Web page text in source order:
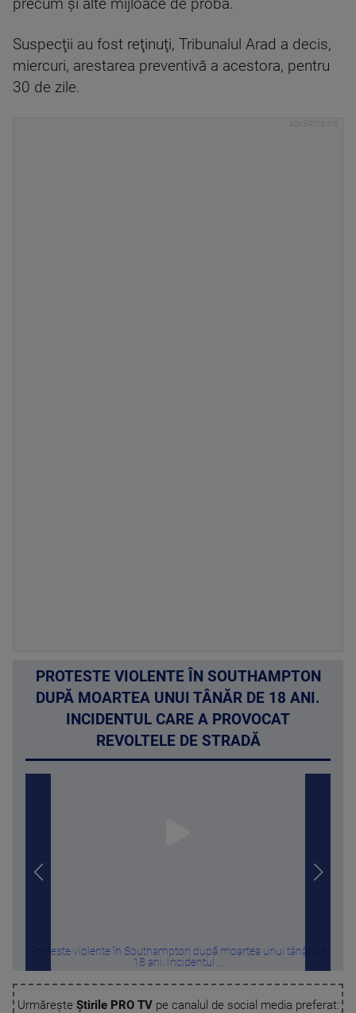
precum şi alte mijloace de probă.
Suspecţii au fost reţinuţi, Tribunalul Arad a decis,
miercuri, arestarea preventivă a acestora, pentru
30 de zile.
PROTESTE VIOLENTE ÎN SOUTHAMPTON
DUPĂ MOARTEA UNUI TÂNĂR DE 18 ANI.
INCIDENTUL CARE A PROVOCAT
REVOLTELE DE STRADĂ
Proteste violente în Southampton după moartea unui tânăr de
18 ani. Incidentul ...
Urmărește Știrile PRO TVpe canalul de social media preferat: